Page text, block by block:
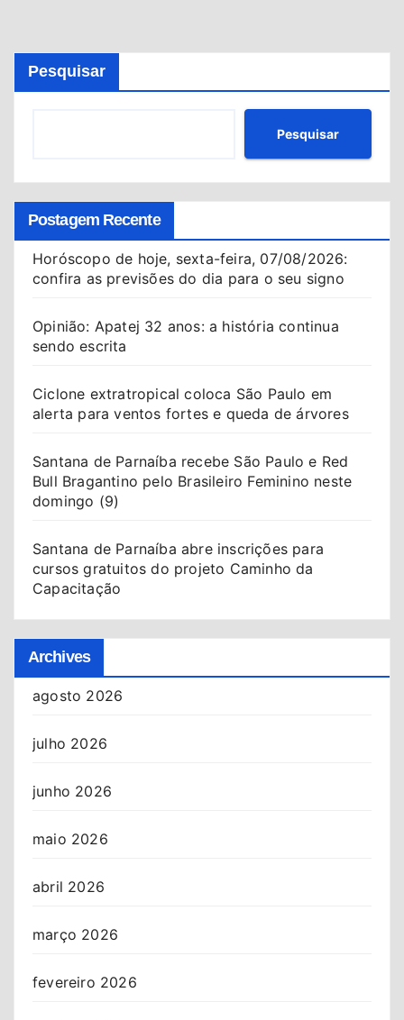
Pesquisar
Pesquisar
Postagem Recente
Horóscopo de hoje, sexta-feira, 07/08/2026:
confira as previsões do dia para o seu signo
Opinião: Apatej 32 anos: a história continua
sendo escrita
Ciclone extratropical coloca São Paulo em
alerta para ventos fortes e queda de árvores
Santana de Parnaíba recebe São Paulo e Red
Bull Bragantino pelo Brasileiro Feminino neste
domingo (9)
Santana de Parnaíba abre inscrições para
cursos gratuitos do projeto Caminho da
Capacitação
Archives
agosto 2026
julho 2026
junho 2026
maio 2026
abril 2026
março 2026
fevereiro 2026